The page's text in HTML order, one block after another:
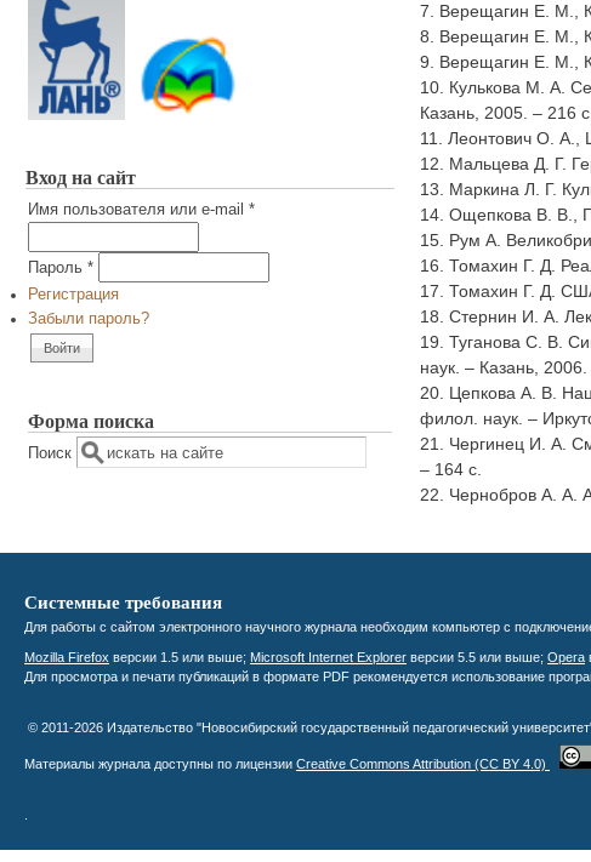
Вход на сайт
Имя пользователя или e-mail *
Пароль *
Регистрация
Забыли пароль?
Форма поиска
Поиск
7. Верещагин Е. М.,
8. Верещагин Е. М.,
9. Верещагин Е. М.,
10. Кулькова М. А.
Казань, 2005. – 216
11. Леонтович О. А.,
12. Мальцева Д. Г.
13. Маркина Л. Г.
14. Ощепкова В. В.,
15. Рум А.
16. Томахин Г. Д.
17. Томахин Г. Д.
18. Стернин И. А.
19. Туганова С. В.
наук. – Казань,
20. Цепкова А. В.
филол. наук. –
21. Чергинец И. А.
– 164 с.
22. Чернобров А. А.
Системные требования
Для работы с сайтом электронного научного журнала необходим компьютер с
Mozilla Firefox версии 1.5 или выше; Microsoft Internet Explorer версии 5.5 или выше; Opera
Для просмотра и печати публикаций в формате PDF рекомендуется использование
© 2011-2026 Издательство "Новосибирский государственный педагогический
Материалы журнала доступны по лицензии Creative Commons Attribution (CC BY 4.0)